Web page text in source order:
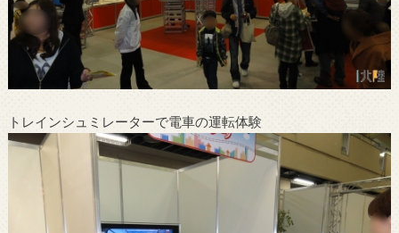
トレインシュミレーターで電車の運転体験